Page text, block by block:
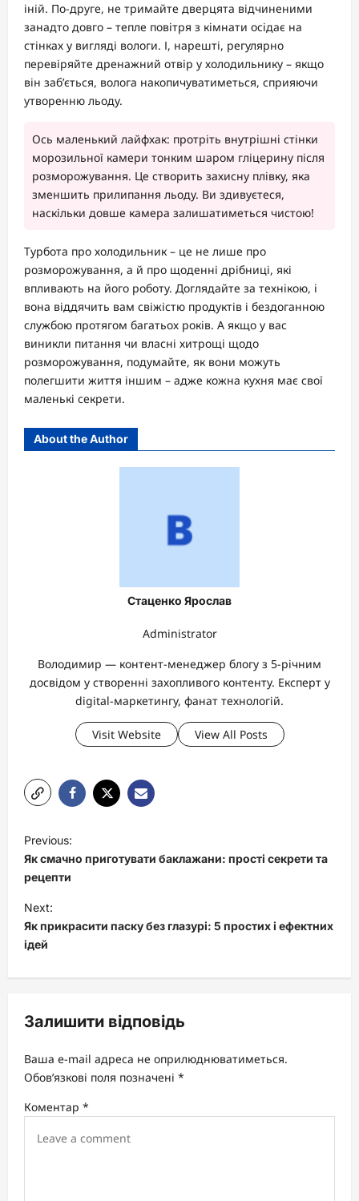
іній. По-друге, не тримайте дверцята відчиненими
занадто довго – тепле повітря з кімнати осідає на
стінках у вигляді вологи. І, нарешті, регулярно
перевіряйте дренажний отвір у холодильнику – якщо
він заб’ється, волога накопичуватиметься, сприяючи
утворенню льоду.
Ось маленький лайфхак: протріть внутрішні стінки
морозильної камери тонким шаром гліцерину після
розморожування. Це створить захисну плівку, яка
зменшить прилипання льоду. Ви здивуєтеся,
наскільки довше камера залишатиметься чистою!
Турбота про холодильник – це не лише про
розморожування, а й про щоденні дрібниці, які
впливають на його роботу. Доглядайте за технікою, і
вона віддячить вам свіжістю продуктів і бездоганною
службою протягом багатьох років. А якщо у вас
виникли питання чи власні хитрощі щодо
розморожування, подумайте, як вони можуть
полегшити життя іншим – адже кожна кухня має свої
маленькі секрети.
About the Author
Стаценко Ярослав
Administrator
Володимир — контент-менеджер блогу з 5-річним
досвідом у створенні захопливого контенту. Експерт у
digital-маркетингу, фанат технологій.
Visit Website View All Posts
P
o
s
t
n
a
v
g
a
t
i
Previous:
Як смачно приготувати баклажани: прості секрети та
рецепти
Next:
Як прикрасити паску без глазурі: 5 простих і ефектних
ідей
Залишити відповідь
Ваша e-mail адреса не оприлюднюватиметься.
Обов’язкові поля позначені *
Коментар *